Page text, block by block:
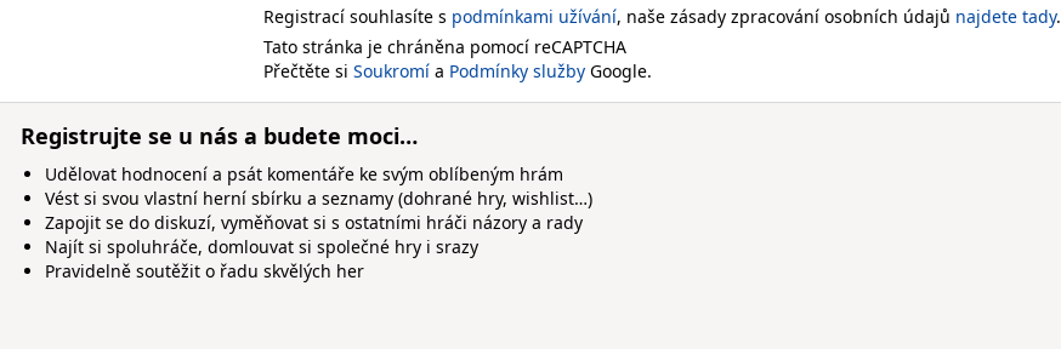
Registrací souhlasíte s podmínkami užívání, naše zásady zpracování osobních údajů najdete tady.
Tato stránka je chráněna pomocí reCAPTCHA
Přečtěte si Soukromí a Podmínky služby Google.
Registrujte se u nás a budete moci…
Udělovat hodnocení a psát komentáře ke svým oblíbeným hrám
Vést si svou vlastní herní sbírku a seznamy (dohrané hry, wishlist…)
Zapojit se do diskuzí, vyměňovat si s ostatními hráči názory a rady
Najít si spoluhráče, domlouvat si společné hry i srazy
Pravidelně soutěžit o řadu skvělých her